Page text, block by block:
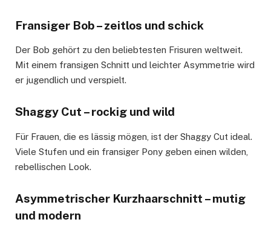
Fransiger Bob – zeitlos und schick
Der Bob gehört zu den beliebtesten Frisuren weltweit.
Mit einem fransigen Schnitt und leichter Asymmetrie wird
er jugendlich und verspielt.
Shaggy Cut – rockig und wild
Für Frauen, die es lässig mögen, ist der Shaggy Cut ideal.
Viele Stufen und ein fransiger Pony geben einen wilden,
rebellischen Look.
Asymmetrischer Kurzhaarschnitt – mutig
und modern